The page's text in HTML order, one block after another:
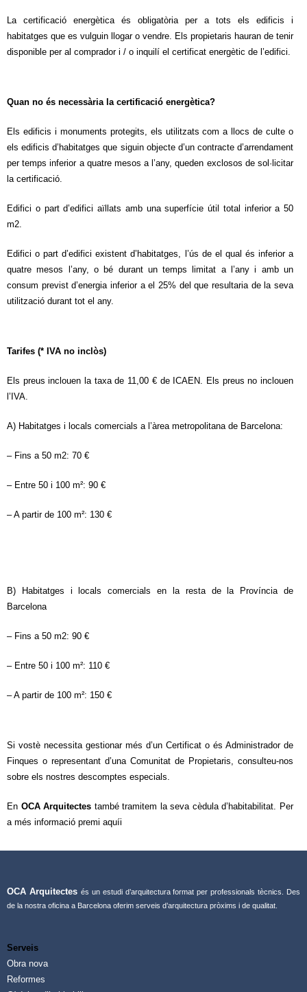
La certificació energètica és obligatòria per a tots els edificis i
habitatges que es vulguin llogar o vendre. Els propietaris hauran de tenir
disponible per al comprador i / o inquilí el certificat energètic de l’edifici.
Quan no és necessària la certificació energètica?
Els edificis i monuments protegits, els utilitzats com a llocs de culte o
els edificis d’habitatges que siguin objecte d’un contracte d’arrendament
per temps inferior a quatre mesos a l’any, queden exclosos de sol·licitar
la certificació.
Edifici o part d’edifici aïllats amb una superfície útil total inferior a 50
m2.
Edifici o part d’edifici existent d’habitatges, l’ús de el qual és inferior a
quatre mesos l’any, o bé durant un temps limitat a l’any i amb un
consum previst d’energia inferior a el 25% del que resultaria de la seva
utilització durant tot el any.
Tarifes (* IVA no inclòs)
Els preus inclouen la taxa de 11,00 € de ICAEN. Els preusno inclouen
l’IVA.
A) Habitatges i locals comercials a l’àrea metropolitana de Barcelona:
– Fins a 50 m2: 70 €
– Entre 50 i 100 m²: 90 €
– A partir de 100 m²: 130 €
B) Habitatges i locals comercials en la resta de la Província de
Barcelona
– Fins a 50 m2: 90 €
– Entre 50 i 100 m²: 110 €
– A partir de 100 m²: 150 €
Si vostè necessita gestionar més d’un Certificat o és Administrador de
Finques o representant d’una Comunitat de Propietaris, consulteu-nos
sobre els nostres descomptes especials.
En OCA Arquitectes també tramitem la seva cèdula d’habitabilitat. Per
a més informació premi aquíi
OCA Arquitectes és un estudi d’arquitectura format per professionals tècnics. Des
de la nostra oficina a Barcelona oferim serveis d’arquitectura pròxims i de qualitat.
Serveis
Obra nova
Reformes